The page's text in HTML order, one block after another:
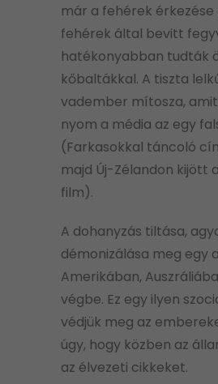
már a fehérek érkezése
fehérek által bevitt
hatékonyabban tudták
kőbaltákkal. A tiszta
vadember mítosza,
nyom a média az egy
(Farkasokkal táncoló
majd Új-Zélandon kijött
film).
A dohanyzás tiltása,
démonizálása meg egy
Amerikában,
végbe. Ez egy ilyen
védjük meg az
úgy, hogy közben az
az élvezeti cikkeket.